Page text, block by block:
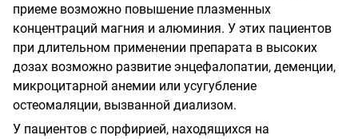
приеме возможно повышение плазменных
концентраций магния и алюминия. У этих пациентов
при длительном применении препарата в высоких
дозах возможно развитие энцефалопатии, деменции,
микроцитарной анемии или усугубление
остеомаляции, вызванной диализом.
У пациентов с порфирией, находящихся на